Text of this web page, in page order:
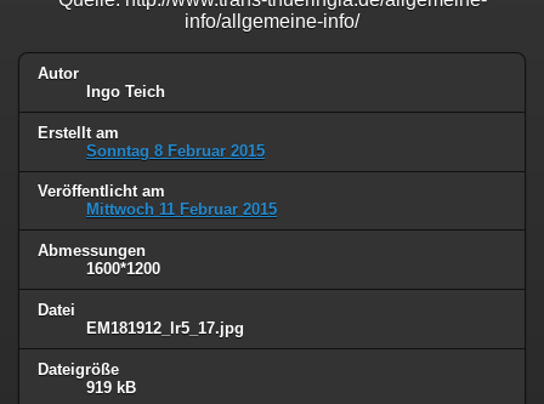
info/allgemeine-info/
Autor
Ingo Teich
Erstellt am
Sonntag 8 Februar 2015
Veröffentlicht am
Mittwoch 11 Februar 2015
Abmessungen
1600*1200
Datei
EM181912_lr5_17.jpg
Dateigröße
919 kB